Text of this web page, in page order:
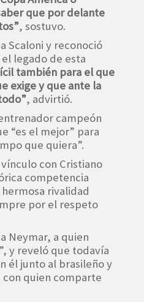
que por delante
, sostuvo.
Scaloni y reconoció
legado de esta
también para el que
exige y que ante la
, advirtió.
campeón
“es el mejor” para
que quiera”.
con Cristiano
competencia
rivalidad
por el respeto
Neymar, a quien
y reveló que todavía
él junto al brasileño y
con quien comparte